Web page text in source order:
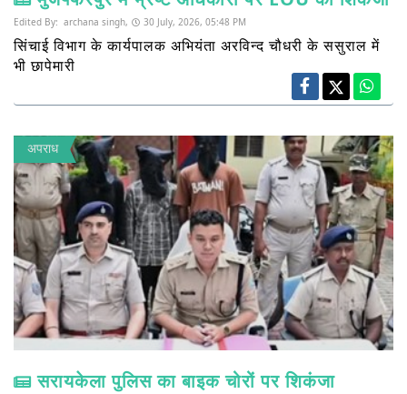
Edited By: archana singh, 30 July, 2026, 05:48 PM
सिंचाई विभाग के कार्यपालक अभियंता अरविन्द चौधरी के ससुराल में
भी छापेमारी
अपराध
सरायकेला पुलिस का बाइक चोरों पर शिकंजा